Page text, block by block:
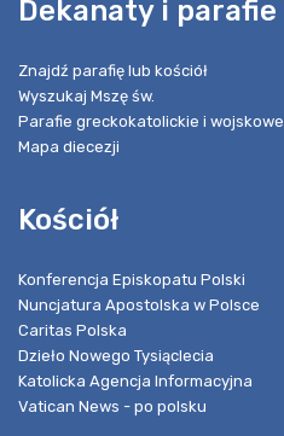
Dekanaty i parafie
Znajdź parafię lub kościół
Wyszukaj Mszę św.
Parafie greckokatolickie i wojskowe
Mapa diecezji
Kościół
Konferencja Episkopatu Polski
Nuncjatura Apostolska w Polsce
Caritas Polska
Dzieło Nowego Tysiąclecia
Katolicka Agencja Informacyjna
Vatican News - po polsku